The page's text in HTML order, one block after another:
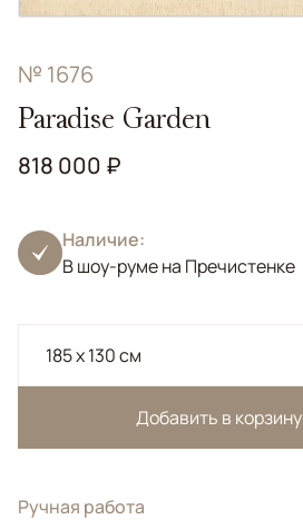
№ 1676
Paradise Garden
818 000 ₽
Наличие:
В шоу-руме на Пречистенке
185 x 130 см
Добавить в корзину
Ручная работа